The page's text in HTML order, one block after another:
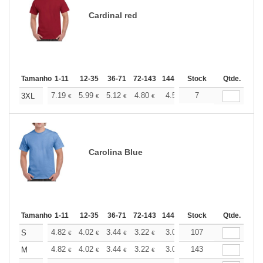
Cardinal red
Tamanho 1-11 12-35 36-71 72-143 144-287 288 + Mais
Stock Qtde.
3XL 7.19 € 5.99 € 5.12 € 4.80 € 4.56 4.51
7
Carolina Blue
Tamanho 1-11 12-35 36-71 72-143 144-287 288 + Mais
Stock Qtde.
S 4.82 € 4.02 € 3.44 € 3.22 € 3.06 3.03
107
M
4.82 € 4.02 € 3.44 € 3.22 € 3.06 3.03
143